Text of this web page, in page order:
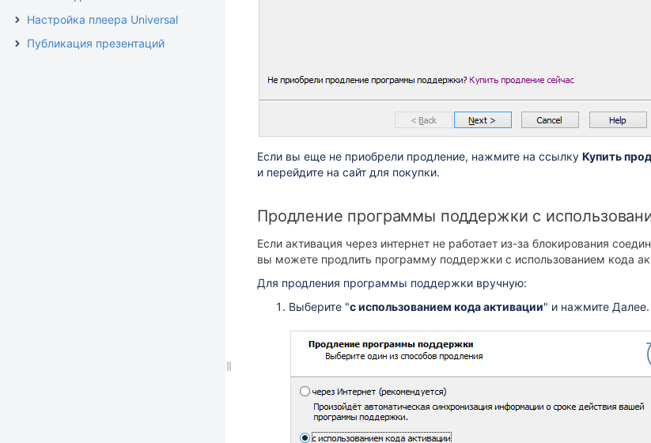
Настройка плеера Universal
Публикация презентаций
Если вы еще не приобрели продление, нажмите на ссылку Купить
и перейдите на сайт для покупки.
Продление программы поддержки с
Если активация через интернет не работает из-за блокирования
вы можете продлить программу поддержки с использованием кода
Для продления программы поддержки вручную:
Выберите "с использованием кода активации" и нажмите Далее.